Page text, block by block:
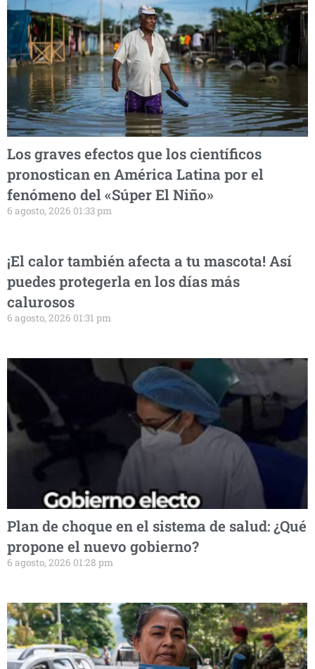
Los graves efectos que los científicos
pronostican en América Latina por el
fenómeno del «Súper El Niño»
6 agosto, 2026 01:33 pm
¡El calor también afecta a tu mascota! Así
puedes protegerla en los días más
calurosos
6 agosto, 2026 01:31 pm
Plan de choque en el sistema de salud: ¿Qué
propone el nuevo gobierno?
6 agosto, 2026 01:28 pm